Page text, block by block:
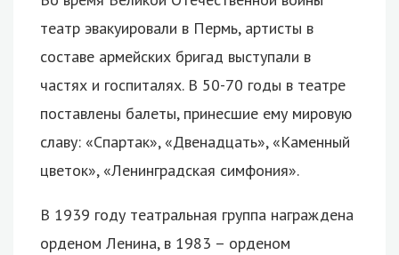
театр эвакуировали в Пермь, артисты в
составе армейских бригад выступали в
частях и госпиталях. В 50-70 годы в театре
поставлены балеты, принесшие ему мировую
славу: «Спартак», «Двенадцать», «Каменный
цветок», «Ленинградская симфония».
В 1939 году театральная группа награждена
орденом Ленина, в 1983 – орденом